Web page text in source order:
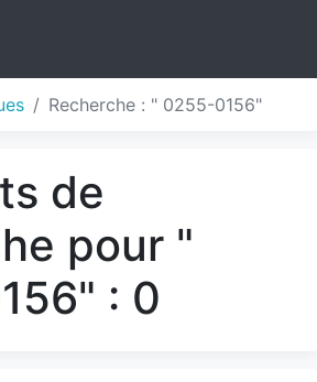
Recherche : " 0255-0156"
de
pour "
: 0